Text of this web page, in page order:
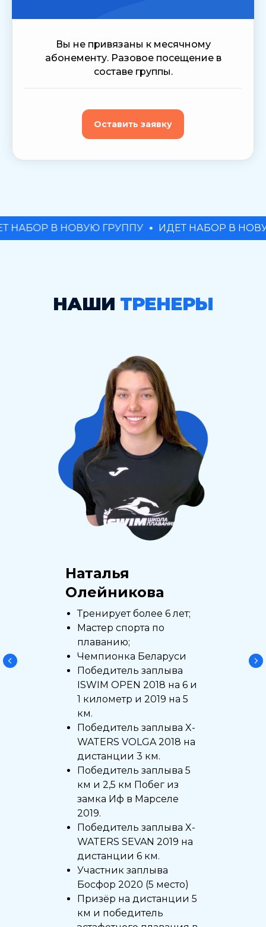
Вы не привязаны к месячному
абонементу. Разовое посещение в
составе группы.
Оставить заявку
НОВУЮ ГРУППУ ИДЕТ НАБОР В НОВУЮ
НАШИ ТРЕНЕРЫ
Наталья
Олейникова
Тренирует более 6 лет;
Мастер спорта по
плаванию;
Чемпионка Беларуси
Победитель заплыва
ISWIM OPEN 2018 на 6 и
1 километр и 2019 на 5
км.
Победитель заплыва X-
WATERS VOLGA 2018 на
дистанции 3 км.
Победитель заплыва 5
км и 2,5 км Побег из
замка Иф в Марселе
2019.
Победитель заплыва X-
WATERS SEVAN 2019 на
дистанции 6 км.
Участник заплыва
Босфор 2020 (5 место)
Призёр на дистанции 5
км и победитель